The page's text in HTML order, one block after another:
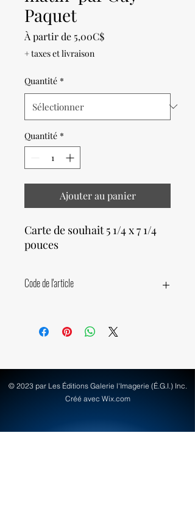
Paquet
À partir de 5,00C$Prix
+ taxes et livraison
Quantité *
Quantité *
Ajouter au panier
Carte de souhait 5 1/4 x 7 1/4
pouces
Code de l'article
© 2023 par Les Éditions Galerie l'Imagerie (É.G.I.) Inc.
Créé avec Wix.com